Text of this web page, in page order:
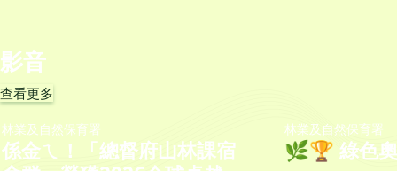
影音
查看更多
林業及自然保育署
係金ㄟ！「總督府山林課宿
林業及自然保育署
🌿🏆 綠色